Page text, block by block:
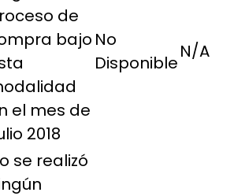
de
bajo
el mes de
2018
No
Disponible
N/A
se realizó